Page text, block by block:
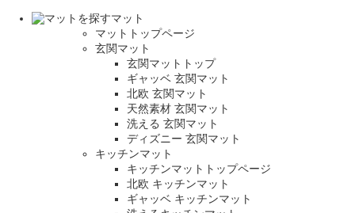
マット
マットトップページ
玄関マット
玄関マットトップ
ギャッベ 玄関マット
北欧 玄関マット
天然素材 玄関マット
洗える 玄関マット
ディズニー 玄関マット
キッチンマット
キッチンマットトップページ
北欧 キッチンマット
ギャッベ キッチンマット